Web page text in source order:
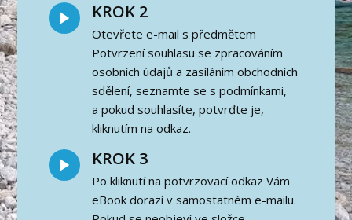
KROK 2
Otevřete e-mail s předmětem
Potvrzení souhlasu se zpracováním
osobních údajů a zasíláním obchodních
sdělení, seznamte se s podmínkami,
a pokud souhlasíte, potvrďte je,
kliknutím na odkaz.
KROK 3
Po kliknutí na potvrzovací odkaz Vám
eBook dorazí v samostatném e-mailu.